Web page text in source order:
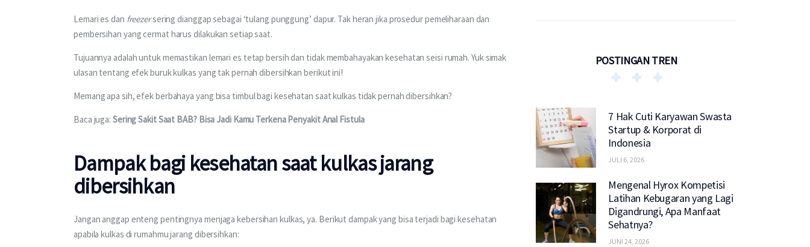
Lemari es dan freezer sering dianggap sebagai ‘tulang punggung’ dapur. Tak heran jika prosedur pemeliharaan dan
pembersihan yang cermat harus dilakukan setiap saat.
Tujuannya adalah untuk memastikan lemari es tetap bersih dan tidak membahayakan kesehatan seisi rumah. Yuk simak
ulasan tentang efek buruk kulkas yang tak pernah dibersihkan berikut ini!
Memang apa sih, efek berbahaya yang bisa timbul bagi kesehatan saat kulkas tidak pernah dibersihkan?
Baca juga: Sering Sakit Saat BAB? Bisa Jadi Kamu Terkena Penyakit Anal Fistula
Dampak bagi kesehatan saat kulkas jarang
dibersihkan
Jangan anggap enteng pentingnya menjaga kebersihan kulkas, ya. Berikut dampak yang bisa terjadi bagi kesehatan
apabila kulkas di rumahmu jarang dibersihkan:
POSTINGAN TREN
7 Hak Cuti Karyawan Swasta
Startup & Korporat di
Indonesia
JULI 6, 2026
Mengenal Hyrox Kompetisi
Latihan Kebugaran yang Lagi
Digandrungi, Apa Manfaat
Sehatnya?
JUNI 24, 2026